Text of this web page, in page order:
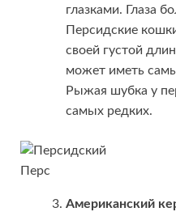
глазками. Глаза
Персидские
своей густой
может иметь
Рыжая шубка у
самых редких.
Перс
Американский